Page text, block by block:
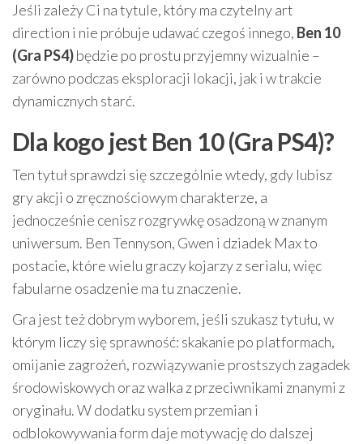
Jeśli zależy Ci na tytule, który ma czytelny art
direction i nie próbuje udawać czegoś innego, Ben 10
(Gra PS4)będzie po prostu przyjemny wizualnie –
zarówno podczas eksploracji lokacji, jak i w trakcie
dynamicznych starć.
Dla kogo jest Ben 10 (Gra PS4)?
Ten tytuł sprawdzi się szczególnie wtedy, gdy lubisz
gry akcji o zręcznościowym charakterze, a
jednocześnie cenisz rozgrywkę osadzoną w znanym
uniwersum. Ben Tennyson, Gwen i dziadek Max to
postacie, które wielu graczy kojarzy z serialu, więc
fabularne osadzenie ma tu znaczenie.
Gra jest też dobrym wyborem, jeśli szukasz tytułu, w
którym liczy się sprawność: skakanie po platformach,
omijanie zagrożeń, rozwiązywanie prostszych zagadek
środowiskowych oraz walka z przeciwnikami znanymi z
oryginału. W dodatku system przemian i
odblokowywania form daje motywację do dalszej